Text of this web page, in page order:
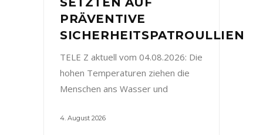
PRÄVENTIVE
SICHERHEITSPATROULLIEN
TELE Z aktuell vom 04.08.2026: Die
hohen Temperaturen ziehen die
Menschen ans Wasser und
4. August 2026